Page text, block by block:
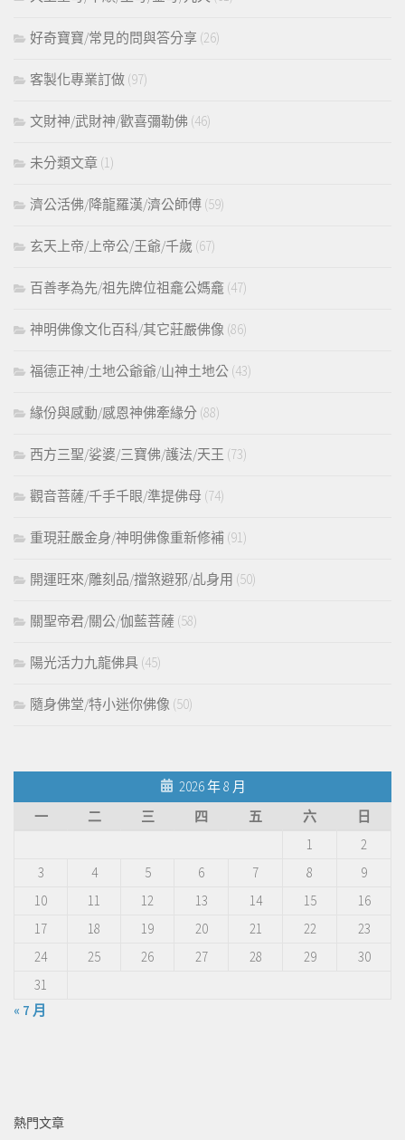
好奇寶寶/常見的問與答分享 (26)
客製化專業訂做 (97)
文財神/武財神/歡喜彌勒佛 (46)
未分類文章 (1)
濟公活佛/降龍羅漢/濟公師傅 (59)
玄天上帝/上帝公/王爺/千歲 (67)
百善孝為先/祖先牌位祖龕公媽龕 (47)
神明佛像文化百科/其它莊嚴佛像 (86)
福德正神/土地公爺爺/山神土地公 (43)
緣份與感動/感恩神佛牽緣分 (88)
西方三聖/娑婆/三寶佛/護法/天王 (73)
觀音菩薩/千手千眼/準提佛母 (74)
重現莊嚴金身/神明佛像重新修補 (91)
開運旺來/雕刻品/擋煞避邪/乩身用 (50)
關聖帝君/關公/伽藍菩薩 (58)
陽光活力九龍佛具 (45)
隨身佛堂/特小迷你佛像 (50)
2026 年 8 月
一
二 三 四 五 六
日
1
2
3
4 5 6 7 8
9
10
11 12 13 14 15
16
17
18 19 20 21 22
23
24
25 26 27 28 29
30
31
« 7 月
熱門文章